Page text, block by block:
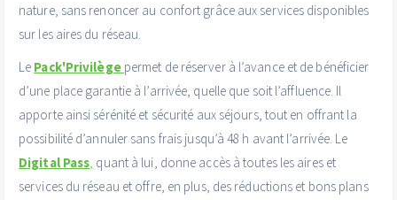
nature, sans renoncer au confort grâce aux services disponibles
sur les aires du réseau.
Le Pack'Privilège permet de réserver à l’avance et de bénéficier
d’une place garantie à l’arrivée, quelle que soit l’affluence. Il
apporte ainsi sérénité et sécurité aux séjours, tout en offrant la
possibilité d’annuler sans frais jusqu’à 48 h avant l’arrivée. Le
Digital Pass quant à lui, donne accès à toutes les aires et
services du réseau et offre, en plus, des réductions et bons plans